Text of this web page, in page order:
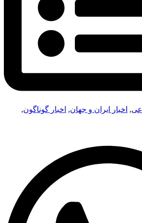
,اخبار ایران و جهان,اخبار گوناگون,